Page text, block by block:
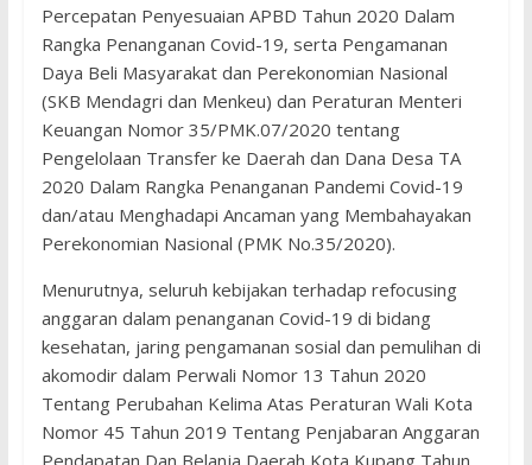
Percepatan Penyesuaian APBD Tahun 2020 Dalam
Rangka Penanganan Covid-19, serta Pengamanan
Daya Beli Masyarakat dan Perekonomian Nasional
(SKB Mendagri dan Menkeu) dan Peraturan Menteri
Keuangan Nomor 35/PMK.07/2020 tentang
Pengelolaan Transfer ke Daerah dan Dana Desa TA
2020 Dalam Rangka Penanganan Pandemi Covid-19
dan/atau Menghadapi Ancaman yang Membahayakan
Perekonomian Nasional (PMK No.35/2020).
Menurutnya, seluruh kebijakan terhadap refocusing
anggaran dalam penanganan Covid-19 di bidang
kesehatan, jaring pengamanan sosial dan pemulihan di
akomodir dalam Perwali Nomor 13 Tahun 2020
Tentang Perubahan Kelima Atas Peraturan Wali Kota
Nomor 45 Tahun 2019 Tentang Penjabaran Anggaran
Pendapatan Dan Belanja Daerah Kota Kupang Tahun